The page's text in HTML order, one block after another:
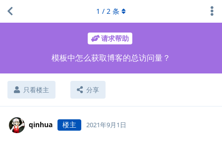
请求帮助
模板中怎么获取博客的总访问量？
只看楼主 分享
1 / 2 条
qinhua 楼主 2021年9月1日